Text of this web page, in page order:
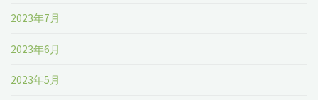
2023年7月
2023年6月
2023年5月